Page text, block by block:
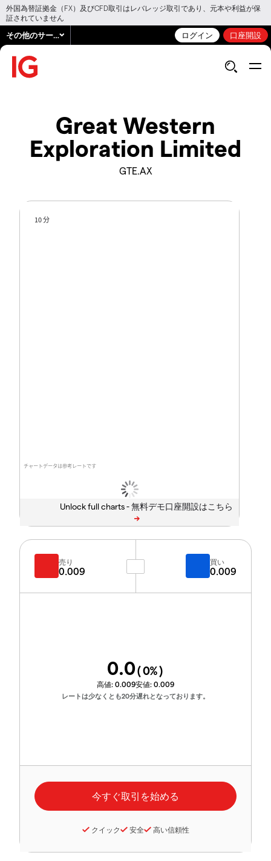
外国為替証拠金（FX）及びCFD取引はレバレッジ取引であり、元本や利益が保
証されていません
その他のサービス ログイン 口座開設
Great Western
Exploration Limited
GTE.AX
チャートデータは参考レートです
10 分
Unlock full charts -
売り
0.009
買い
0.009
0.0(0%)
高値: 0.009安値: 0.009
レートは少なくとも20分遅れとなっております。
クイック 安全 高い信頼性